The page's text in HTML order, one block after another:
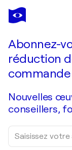
VALERIE VESCOVI
Avenue Jazz
Abonnez-
réduction
commande
Nouvelles
conseillers,